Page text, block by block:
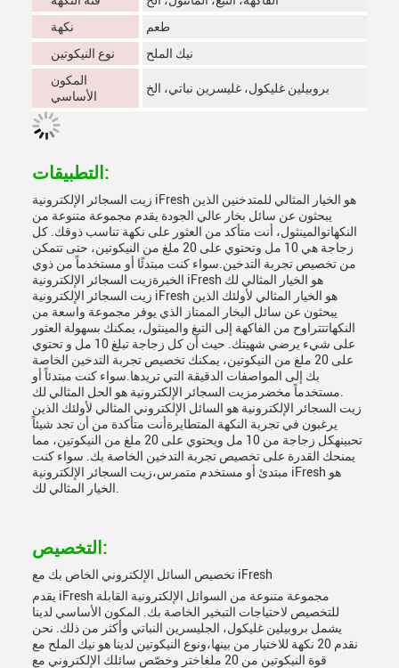
نكهة
طعم
نوع النيكوتين
نيك الملح
المكون
الأساسي
بروبيلين غليكول، غليسرين نباتي، الخ
التطبيقات:
زيت السجائر الإلكترونية iFresh هو الخيار المثالي للمتدخنين الذين
يبحثون عن سائل بخار عالي الجودة يقدم مجموعة متنوعة من
النكهاتوالمينثول، أنت متأكد من العثور على نكهة تناسب ذوقك. كل
زجاجة هي 10 مل وتحتوي على 20 ملغ من النيكوتين، حتى تتمكن
من تخصيص تجربة التدخين.سواء كنت مبتدئًا أو مستخدماً من ذوي
الخبرةزيت السجائر الإلكترونية iFresh هو الخيار المثالي لك
زيت السجائر الإلكترونية iFresh هو الخيار المثالي لأولئك الذين
يبحثون عن سائل البخار الممتاز الذي يوفر مجموعة واسعة من
النكهاتتتراوح من الفاكهة إلى التبغ والمينثول، يمكنك بسهولة العثور
على شيء يرضي شهيتك. حيث أن كل زجاجة تبلغ 10 مل و تحتوي
على 20 ملغ من النيكوتين، يمكنك تخصيص تجربة التدخين الخاصة
بك إلى المواصفات الدقيقة التي تريدها.سواء كنت مبتدئاً أو
زيت السجائر الإلكترونية هو السائل الإلكتروني المثالي لأولئك الذين
يرغبون في تجربة النكهة المتطايرةأنت متأكدة من أن تجد شيئاً
تحبينهكل زجاجة من 10 مل ويحتوي على 20 ملغ من النيكوتين، مما
يمنحك القدرة على تخصيص تجربة التدخين الخاصة بك. سواء كنت
مبتدئ أو مستخدم متمرس،زيت السجائر الإلكترونية iFresh هو
التخصيص:
تخصيص السائل الإلكتروني الخاص بك مع iFresh
يقدم iFresh مجموعة متنوعة من السوائل الإلكترونية القابلة
للتخصيص لاحتياجات التبخير الخاصة بك. المكون الأساسي لدينا
يشمل بروبيلين غليكول، الجليسرين النباتي وأكثر من ذلك. نحن
نقدم 20 نكهة للاختيار من بينها،ونوع النيكوتين لدينا هو نيك الملح مع
قوة النيكوتين من 20 ملغاختر وخصّص سائلك الإلكتروني مع